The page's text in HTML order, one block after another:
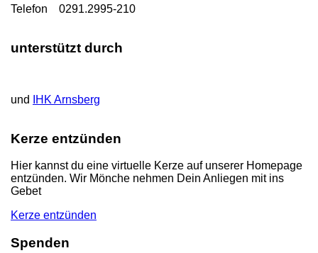
Telefon 0291.2995-210
unterstützt durch
und IHK Arnsberg
Kerze entzünden
Hier kannst du eine virtuelle Kerze auf unserer Homepage
entzünden. Wir Mönche nehmen Dein Anliegen mit ins
Gebet
Kerze entzünden
Spenden